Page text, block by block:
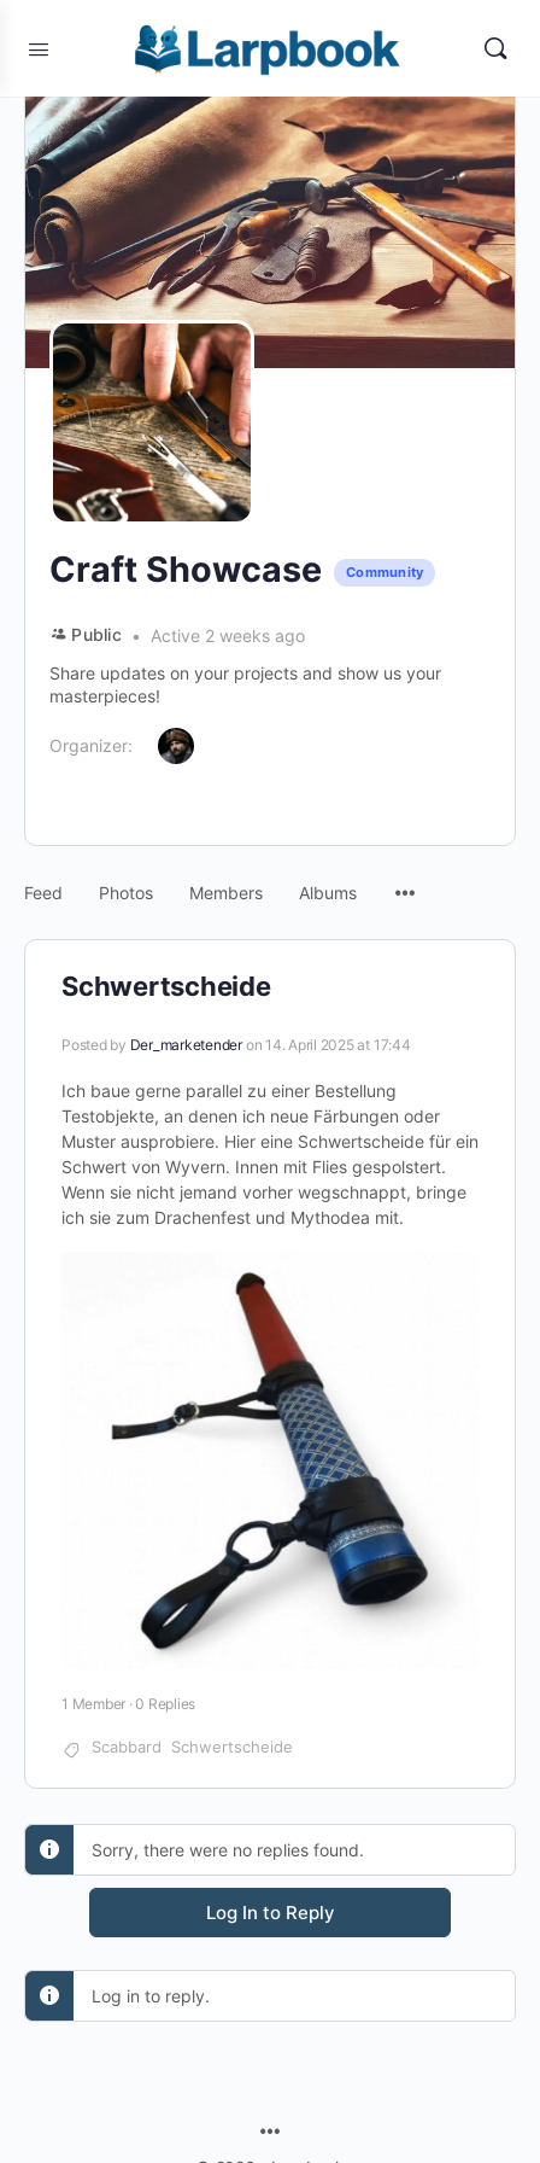
Craft Showcase Community
Public
Active 2 weeks ago
Share updates on your projects and show us your
masterpieces!
Organizer:
Feed Photos Members Albums
Schwertscheide
Posted by Der_marketenderon 14. April 2025 at 17:44
Ich baue gerne parallel zu einer Bestellung
Testobjekte, an denen ich neue Färbungen oder
Muster ausprobiere. Hier eine Schwertscheide für ein
Schwert von Wyvern. Innen mit Flies gespolstert.
Wenn sie nicht jemand vorher wegschnappt, bringe
ich sie zum Drachenfest und Mythodea mit.
1 Member ·0 Replies
Scabbard Schwertscheide
Sorry, there were no replies found.
Log In to Reply
Log in to reply.